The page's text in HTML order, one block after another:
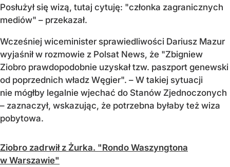
Posłużył się wizą, tutaj cytuję: "członka zagranicznych
mediów" – przekazał.
Wcześniej wiceminister sprawiedliwości Dariusz Mazur
wyjaśnił w rozmowie z Polsat News, że "Zbigniew
Ziobro prawdopodobnie uzyskał tzw. paszport genewski
od poprzednich władz Węgier". – W takiej sytuacji
nie mógłby legalnie wjechać do Stanów Zjednoczonych
– zaznaczył, wskazując, że potrzebna byłaby też wiza
pobytowa.
Ziobro zadrwił z Żurka. "Rondo Waszyngtona
w Warszawie"